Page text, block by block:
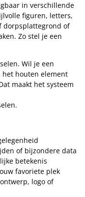
in verschillende
figuren, letters,
dorpsplattegrond of
Zo stel je een
Wil je een
het houten element
maakt het systeem
of bijzondere data
betekenis
favoriete plek
logo of